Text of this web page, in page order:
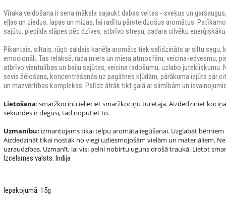
Vīraka veidošana ir sena māksla sajaukt dabas veltes - sveķus un
eļļas un ziedus, lapas un mizas, lai radītu pārsteidzošus aromātus.
sajūtu, piepilda slāpes pēc dzīves, atbrīvo stresu, padara cilvēku
Pikantais, siltais, rūgti saldais kanēļa aromāts tiek salīdzināts ar siltu segu,
emocionāli. Tas relaksē, rada miera un miera atmosfēru, veicina iedvesmu,
atbrīvo vientulības un baiļu sajūtas, veicina radošumu, uzlabo jutekliskumu.
sevis žēlošana, koncentrēšanās uz pagātnes kļūdām, pārākuma izjūta pār
un mazvērtības komplekss. Palīdz ātrāk tikt galā ar slimībām un
Lietošana: smaržkociņu ielieciet smaržkociņu turētājā. Aizdedziniet
sekundes ir degusi, tad nopūtiet to.
Uzmanību: izmantojams tikai telpu aromāta iegūšanai. Uzglabāt
Aizdedzināt tikai nostāk no viegi uzliesmojošām vielām un materiāliem.
uzraudzības. Uzmanīt, lai visi pelni nobirtu uguns drošā traukā. Lietot
Izcelsmes valsts: Indija
Iepakojumā: 15g